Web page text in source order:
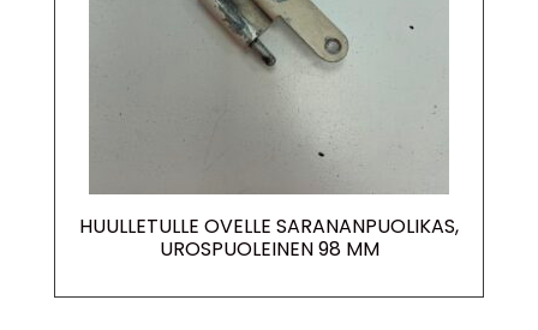
HUULLETULLE OVELLE SARANANPUOLIKAS,
UROSPUOLEINEN 98 MM